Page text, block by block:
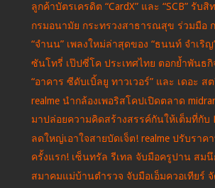
ลูกค้าบัตรเครดิต “CardX” และ “SCB” รับ
กรมอนามัย กระทรวงสาธารณสุข ร่วมมือ
“จำนน” เพลงใหม่ล่าสุดของ “ธนนท์ จำเริญ
ซันโทรี่ เป๊ปซี่โค ประเทศไทย ตอกย้ำพันธ
“อาคาร ซีดับเบิ้ลยู ทาวเวอร์” และ เดอะ ส
realme นำกล้องเพอริสโคปเปิดตลาด
มาปล่อยความคิดสร้างสรรค์กันให้เต็มที่กับ
ลดใหญ่เอาใจสายบัดเจ็ต! realme ปรับราค
ครั้งแรก! เซ็นทรัล รีเทล จับมือครูปาน สม
สมาคมแม่บ้านตำรวจ จับมือเอ็มควอเทียร์ จั